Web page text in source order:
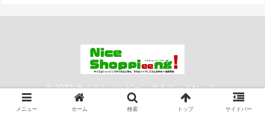
© 2022 ナイスショッピーング！どっとねっと.
メニュー ホーム 検索 トップ サイドバー